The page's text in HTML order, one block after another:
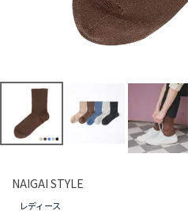
NAIGAI STYLE
レディース